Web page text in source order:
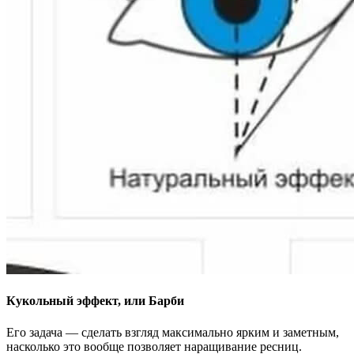
Кукольный эффект, или Барби
Его задача — сделать взгляд максимально ярким и заметным,
насколько это вообще позволяет наращивание ресниц.